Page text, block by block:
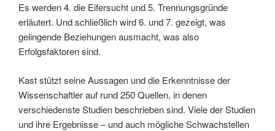
Es werden 4. die Eifersucht und 5. Trennungsgründe
erläutert. Und schließlich wird 6. und 7. gezeigt, was
gelingende Beziehungen ausmacht, was also
Erfolgsfaktoren sind.
Kast stützt seine Aussagen und die Erkenntnisse der
Wissenschaftler auf rund 250 Quellen, in denen
verschiedenste Studien beschrieben sind. Viele der Studien
und ihre Ergebnisse – und auch mögliche Schwachstellen